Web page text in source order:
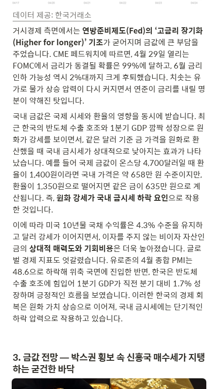
데이터 제공: 한국거래소
거시경제 측면에서는 연방준비제도(Fed)의 ‘고금리 장기화
(Higher for longer)’ 기조가 굳어지며 금값에 큰 부담을
주었습니다. CME 페드워치에 따르면, 4월 29일 열리는
FOMC에서 금리가 동결될 확률은 99%에 달하고, 6월 금리
인하 가능성 역시 2%대까지 크게 후퇴했습니다. 치솟는 유
가로 물가 상승 압력이 다시 커지면서 연준이 금리를 내릴 명
분이 약해진 탓입니다.
국내 금값은 국제 시세와 환율의 영향을 동시에 받습니다. 최
근 한국의 반도체 수출 호조와 1분기 GDP 깜짝 성장으로 원
화가 강세를 보이면서, 같은 달러 기준 금 가격을 원화로 환
산했을 때 국내 금시세가 상대적으로 낮아지는 효과가 나타
났습니다. 예를 들어 국제 금값이 온스당 4,700달러일 때 환
율이 1,400원이라면 국내 가격은 약 658만 원 수준이지만,
환율이 1,350원으로 떨어지면 같은 금이 635만 원으로 계
산됩니다. 즉, 원화 강세가 국내 금시세 하락 요인으로 작용
한 것입니다.
이에 따라 미국 10년물 국채 수익률은 4.3% 수준을 유지하
고 달러 강세가 이어지면서, 이자를 주지 않는 비이자 자산인
금의 상대적 매력도와 기회비용은 더욱 높아졌습니다. 글로
벌 경제 지표도 엇갈렸습니다. 유로존의 4월 종합 PMI는
48.6으로 하락해 위축 국면에 진입한 반면, 한국은 반도체
수출 호조에 힘입어 1분기 GDP가 직전 분기 대비 1.7% 성
장하며 긍정적인 흐름을 보였습니다. 이러한 한국의 경제 회
복은 원화 가치 상승으로 이어져, 국내 금시세에는 단기적인
하락 압력으로 작용하고 있습니다.
3. 금값 전망 — 박스권 횡보 속 신흥국 매수세가 지탱
하는 굳건한 바닥